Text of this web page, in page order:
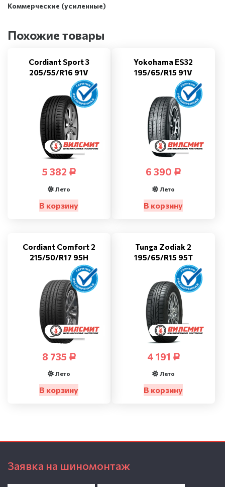
Коммерческие (усиленные)
Похожие товары
Cordiant Sport 3
205/55/R16 91V
5 382 Р
Лето
В корзину
Yokohama ES32
195/65/R15 91V
6 390 Р
Лето
В корзину
Cordiant Comfort 2
215/50/R17 95H
8 735 Р
Лето
В корзину
Tunga Zodiak 2
195/65/R15 95T
4 191 Р
Лето
В корзину
Заявка на шиномонтаж